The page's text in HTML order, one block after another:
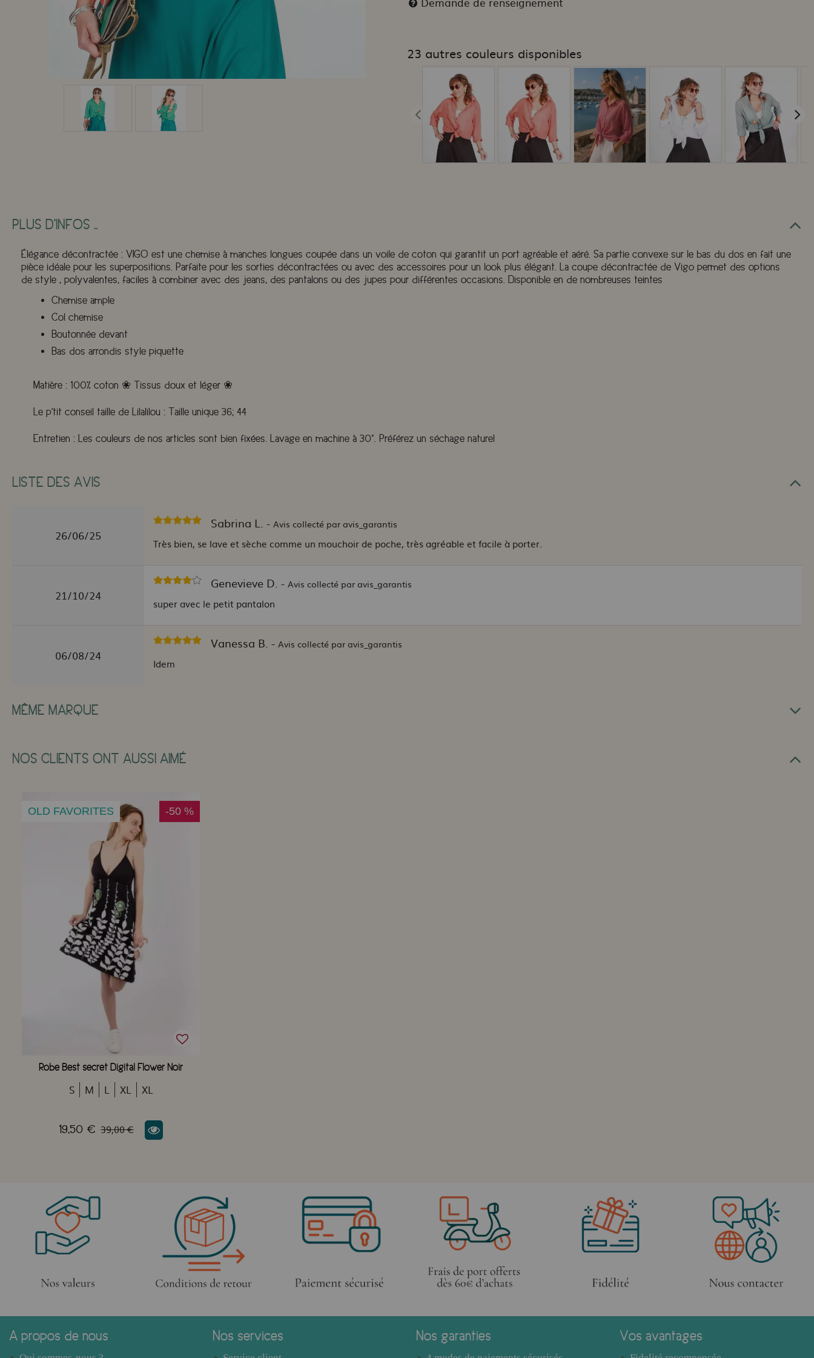
23 autres couleurs disponibles
PLUS D'INFOS ..
Élégance décontractée : VIGO est une chemise à manches longues coupée dans un voile de coton qui garantit un port agréable et aéré. Sa partie convexe sur le bas du dos en fait une
pièce idéale pour les superpositions. Parfaite pour les sorties décontractées ou avec des accessoires pour un look plus élégant. La coupe décontractée de Vigo permet des options
de style , polyvalentes, faciles à combiner avec des jeans, des pantalons ou des jupes pour différentes occasions. Disponible en de nombreuses teintes
Chemise ample
Col chemise
Boutonnée devant
Bas dos arrondis style piquette
Matière : 100% coton ❀ Tissus doux et léger ❀
Le p'tit conseil taille de Lilalilou : Taille unique 36; 44
Entretien : Les couleurs de nos articles sont bien fixées. Lavage en machine à 30°. Préférez un séchage naturel
LISTE DES AVIS
26/06/25
Sabrina L. - Avis collecté par avis_garantis
Très bien, se lave et sèche comme un mouchoir de poche, très agréable et facile à porter.
21/10/24
Genevieve D. - Avis collecté par avis_garantis
super avec le petit pantalon
06/08/24
Vanessa B. - Avis collecté par avis_garantis
Idem
MÊME MARQUE
NOS CLIENTS ONT AUSSI AIMÉ
OLD FAVORITES -50 %
Robe Best secret Digital Flower Noir
S M L XL XL
19,50 € 39,00 €
A propos de nous Nos services Nos garanties Vos avantages